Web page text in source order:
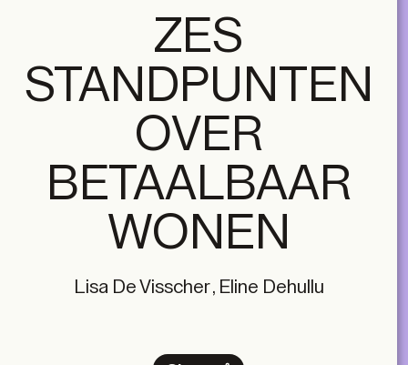
ZES
STANDPUNTEN
OVER
BETAALBAAR
WONEN
Lisa De Visscher , Eline Dehullu